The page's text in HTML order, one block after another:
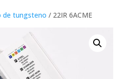
de tungsteno / 22IR 6ACME